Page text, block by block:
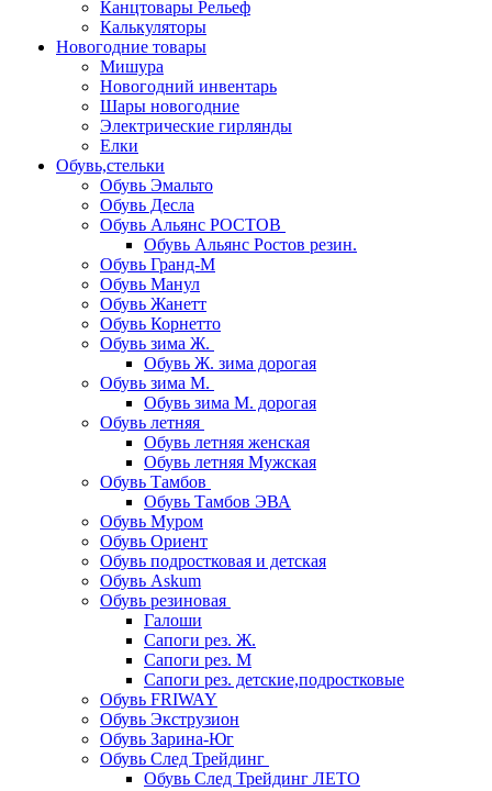
Канцтовары Рельеф
Калькуляторы
Новогодние товары
Мишура
Новогодний инвентарь
Шары новогодние
Электрические гирлянды
Елки
Обувь,стельки
Обувь Эмальто
Обувь Десла
Обувь Альянс РОСТОВ
Обувь Альянс Ростов резин.
Обувь Гранд-М
Обувь Манул
Обувь Жанетт
Обувь Корнетто
Обувь зима Ж.
Обувь Ж. зима дорогая
Обувь зима М.
Обувь зима М. дорогая
Обувь летняя
Обувь летняя женская
Обувь летняя Мужская
Обувь Тамбов
Обувь Тамбов ЭВА
Обувь Муром
Обувь Ориент
Обувь подростковая и детская
Обувь Askum
Обувь резиновая
Галоши
Сапоги рез. Ж.
Сапоги рез. М
Сапоги рез. детские,подростковые
Обувь FRIWAY
Обувь Экструзион
Обувь Зарина-Юг
Обувь След Трейдинг
Обувь След Трейдинг ЛЕТО